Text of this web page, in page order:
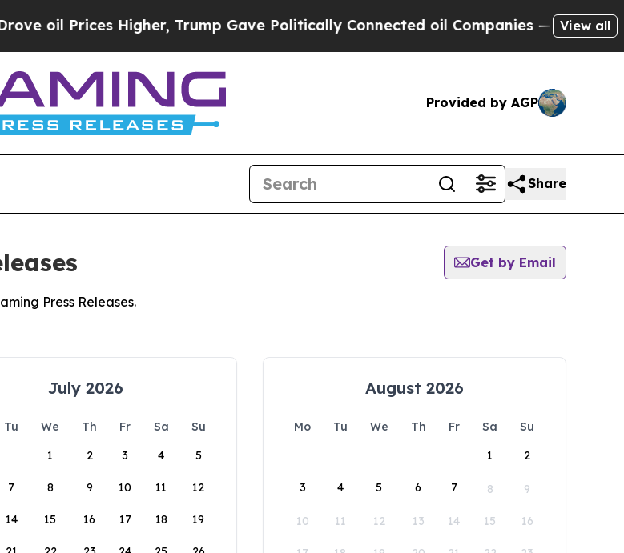
Prices Higher, Trump Gave Politically Connected oil Companies — not View all
Provided by AGP
Share
Get by Email
Press Releases.
July 2026
Tu We Th Fr Sa
Su
1
2 3 4 5
7 8 9 10 11 12
14 15 16 17 18 19
August 2026
Mo Tu We Th Fr Sa
Su
1
2
3 4 5 6 7 8 9
10 11 12 13 14 15 16